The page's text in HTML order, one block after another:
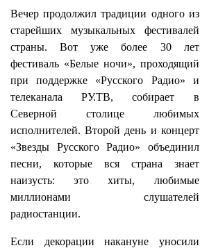
Вечер продолжил традиции одного из
старейших музыкальных фестивалей
страны. Вот уже более 30 лет
фестиваль «Белые ночи», проходящий
при поддержке «Русского Радио» и
телеканала РУ.ТВ, собирает в
Северной столице любимых
исполнителей. Второй день и концерт
«Звезды Русского Радио» объединил
песни, которые вся страна знает
наизусть: это хиты, любимые
миллионами слушателей
радиостанции.
Если декорации накануне уносили